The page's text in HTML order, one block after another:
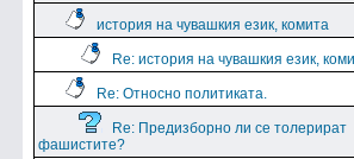
история на чувашкия език, комита
Re: история на чувашкия език,
Re: Относно политиката.
Re: Предизборно ли се толерират
фашистите?